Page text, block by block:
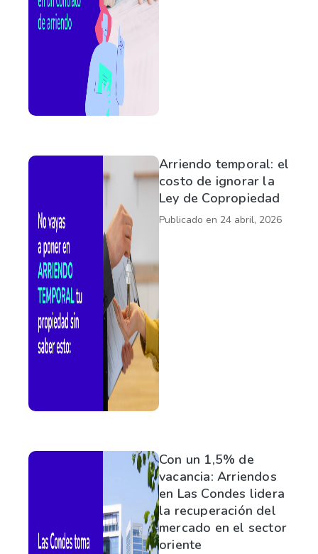
Arriendo temporal: el
costo de ignorar la
Ley de Copropiedad
Publicado en 24 abril, 2026
Con un 1,5% de
vacancia: Arriendos
en Las Condes lidera
la recuperación del
mercado en el sector
oriente